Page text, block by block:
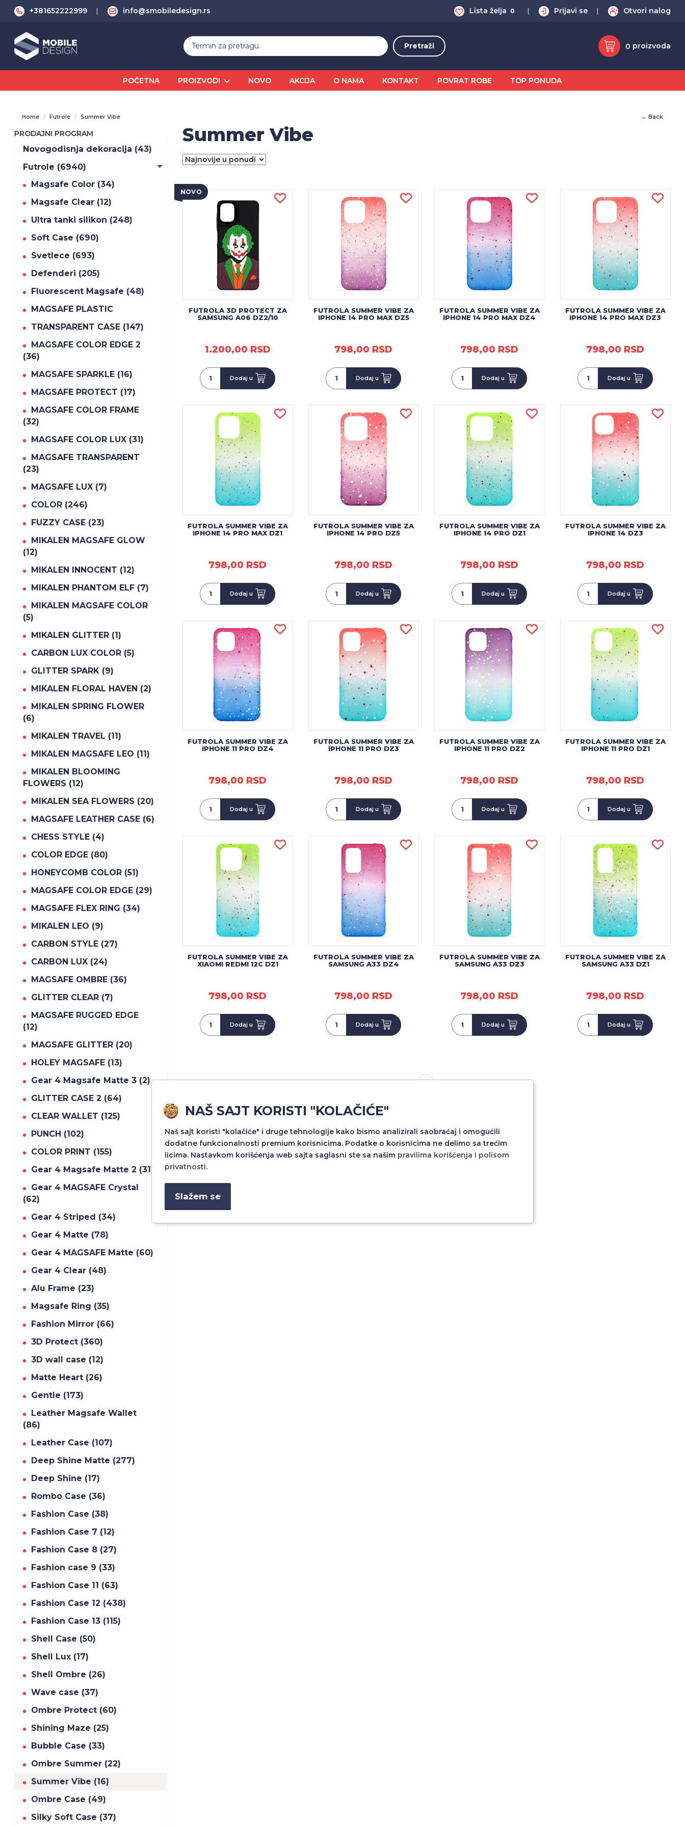
+381652222999 info@smobiledesign.rs Lista želja 0 Prijavi se Otvori nalog
0 proizvoda
POČETNA PROIZVODI NOVO AKCIJA O NAMA KONTAKT POVRAT ROBE TOP PONUDA
Home Futrole Summer Vibe ← Back
PRODAJNI PROGRAM
Novogodisnja dekoracija (43)
Futrole (6940)
Magsafe Color (34)
Magsafe Clear (12)
Ultra tanki silikon (248)
Soft Case (690)
Svetlece (693)
Defenderi (205)
Fluorescent Magsafe (48)
MAGSAFE PLASTIC
TRANSPARENT CASE (147)
MAGSAFE COLOR EDGE 2
(36)
MAGSAFE SPARKLE (16)
MAGSAFE PROTECT (17)
MAGSAFE COLOR FRAME
(32)
MAGSAFE COLOR LUX (31)
MAGSAFE TRANSPARENT
(23)
MAGSAFE LUX (7)
COLOR (246)
FUZZY CASE (23)
MIKALEN MAGSAFE GLOW
(12)
MIKALEN INNOCENT (12)
MIKALEN PHANTOM ELF (7)
MIKALEN MAGSAFE COLOR
(5)
MIKALEN GLITTER (1)
CARBON LUX COLOR (5)
GLITTER SPARK (9)
MIKALEN FLORAL HAVEN (2)
MIKALEN SPRING FLOWER
(6)
MIKALEN TRAVEL (11)
MIKALEN MAGSAFE LEO (11)
MIKALEN BLOOMING
FLOWERS (12)
MIKALEN SEA FLOWERS (20)
MAGSAFE LEATHER CASE (6)
CHESS STYLE (4)
COLOR EDGE (80)
HONEYCOMB COLOR (51)
MAGSAFE COLOR EDGE (29)
MAGSAFE FLEX RING (34)
MIKALEN LEO (9)
CARBON STYLE (27)
CARBON LUX (24)
MAGSAFE OMBRE (36)
GLITTER CLEAR (7)
MAGSAFE RUGGED EDGE
(12)
MAGSAFE GLITTER (20)
HOLEY MAGSAFE (13)
Gear 4 Magsafe Matte 3 (2)
GLITTER CASE 2 (64)
CLEAR WALLET (125)
PUNCH (102)
COLOR PRINT (155)
Gear 4 Magsafe Matte 2 (31)
Gear 4 MAGSAFE Crystal
(62)
Gear 4 Striped (34)
Gear 4 Matte (78)
Gear 4 MAGSAFE Matte (60)
Gear 4 Clear (48)
Alu Frame (23)
Magsafe Ring (35)
Fashion Mirror (66)
3D Protect (360)
3D wall case (12)
Matte Heart (26)
Gentle (173)
Leather Magsafe Wallet
(86)
Leather Case (107)
Deep Shine Matte (277)
Deep Shine (17)
Rombo Case (36)
Fashion Case (38)
Fashion Case 7 (12)
Fashion Case 8 (27)
Fashion case 9 (33)
Fashion Case 11 (63)
Fashion Case 12 (438)
Fashion Case 13 (115)
Shell Case (50)
Shell Lux (17)
Shell Ombre (26)
Wave case (37)
Ombre Protect (60)
Shining Maze (25)
Bubble Case (33)
Ombre Summer (22)
Summer Vibe (16)
Ombre Case (49)
Silky Soft Case (37)
Summer Vibe
NOVO
FUTROLA 3D PROTECT ZA
SAMSUNG A06 DZ2/10
1.200,00 RSD
Dodaj u
FUTROLA SUMMER VIBE ZA
IPHONE 14 PRO MAX DZ5
798,00 RSD
Dodaj u
FUTROLA SUMMER VIBE ZA
IPHONE 14 PRO MAX DZ4
798,00 RSD
Dodaj u
FUTROLA SUMMER VIBE ZA
IPHONE 14 PRO MAX DZ3
798,00 RSD
Dodaj u
FUTROLA SUMMER VIBE ZA
IPHONE 14 PRO MAX DZ1
798,00 RSD
Dodaj u
FUTROLA SUMMER VIBE ZA
IPHONE 14 PRO DZ5
798,00 RSD
Dodaj u
FUTROLA SUMMER VIBE ZA
IPHONE 14 PRO DZ1
798,00 RSD
Dodaj u
FUTROLA SUMMER VIBE ZA
IPHONE 14 DZ3
798,00 RSD
Dodaj u
FUTROLA SUMMER VIBE ZA
IPHONE 11 PRO DZ4
798,00 RSD
Dodaj u
FUTROLA SUMMER VIBE ZA
IPHONE 11 PRO DZ3
798,00 RSD
Dodaj u
FUTROLA SUMMER VIBE ZA
IPHONE 11 PRO DZ2
798,00 RSD
Dodaj u
FUTROLA SUMMER VIBE ZA
IPHONE 11 PRO DZ1
798,00 RSD
Dodaj u
FUTROLA SUMMER VIBE ZA
XIAOMI REDMI 12C DZ1
798,00 RSD
Dodaj u
FUTROLA SUMMER VIBE ZA
SAMSUNG A33 DZ4
798,00 RSD
Dodaj u
FUTROLA SUMMER VIBE ZA
SAMSUNG A33 DZ3
798,00 RSD
Dodaj u
FUTROLA SUMMER VIBE ZA
SAMSUNG A33 DZ1
798,00 RSD
Dodaj u
NAŠ SAJT KORISTI "KOLAČIĆE"
Naš sajt koristi "kolačiće" i druge tehnologije kako bismo analizirali saobraćaj i omogućili
dodatne funkcionalnosti premium korisnicima. Podatke o korisnicima ne delimo sa trećim
licima. Nastavkom korišćenja web sajta saglasni ste sa našim pravilima korišćenja i polisom
privatnosti.
Slažem se